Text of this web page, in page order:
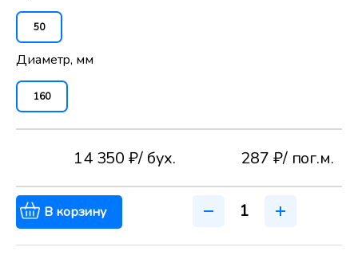
50
Диаметр, мм
160
14 350 ₽/ бух. 287 ₽/ пог.м.
В корзину